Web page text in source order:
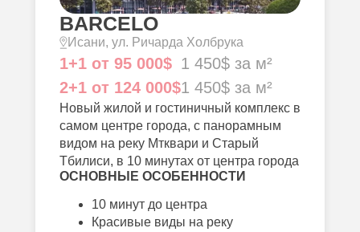
BARCELO
Исани, ул. Ричарда Холбрука
1+1 от 95 000$
2+1 от 124 000$
1 450$ за м²
1 450$ за м²
Новый жилой и гостиничный комплекс в
самом центре города, с панорамным
видом на реку Мтквари и Старый
Тбилиси, в 10 минутах от центра города
ОСНОВНЫЕ ОСОБЕННОСТИ
10 минут до центра
Красивые виды на реку